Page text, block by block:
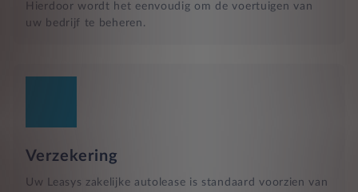
Hierdoor wordt het eenvoudig om de voertuigen van
uw bedrijf te beheren.
Verzekering
Uw Leasys zakelijke autolease is standaard voorzien van